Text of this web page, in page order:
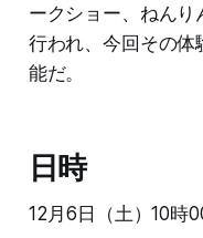
ークショー、ねん
行われ、今回その
能だ。
日時
12月6日（土）10時